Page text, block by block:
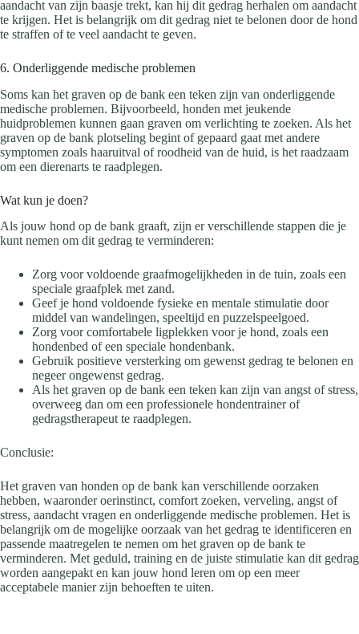
aandacht van zijn baasje trekt, kan hij dit gedrag herhalen om aandacht
te krijgen. Het is belangrijk om dit gedrag niet te belonen door de hond
te straffen of te veel aandacht te geven.
6. Onderliggende medische problemen
Soms kan het graven op de bank een teken zijn van onderliggende
medische problemen. Bijvoorbeeld, honden met jeukende
huidproblemen kunnen gaan graven om verlichting te zoeken. Als het
graven op de bank plotseling begint of gepaard gaat met andere
symptomen zoals haaruitval of roodheid van de huid, is het raadzaam
om een dierenarts te raadplegen.
Wat kun je doen?
Als jouw hond op de bank graaft, zijn er verschillende stappen die je
kunt nemen om dit gedrag te verminderen:
Zorg voor voldoende graafmogelijkheden in de tuin, zoals een
speciale graafplek met zand.
Geef je hond voldoende fysieke en mentale stimulatie door
middel van wandelingen, speeltijd en puzzelspeelgoed.
Zorg voor comfortabele ligplekken voor je hond, zoals een
hondenbed of een speciale hondenbank.
Gebruik positieve versterking om gewenst gedrag te belonen en
negeer ongewenst gedrag.
Als het graven op de bank een teken kan zijn van angst of stress,
overweeg dan om een professionele hondentrainer of
gedragstherapeut te raadplegen.
Conclusie:
Het graven van honden op de bank kan verschillende oorzaken
hebben, waaronder oerinstinct, comfort zoeken, verveling, angst of
stress, aandacht vragen en onderliggende medische problemen. Het is
belangrijk om de mogelijke oorzaak van het gedrag te identificeren en
passende maatregelen te nemen om het graven op de bank te
verminderen. Met geduld, training en de juiste stimulatie kan dit gedrag
worden aangepakt en kan jouw hond leren om op een meer
acceptabele manier zijn behoeften te uiten.